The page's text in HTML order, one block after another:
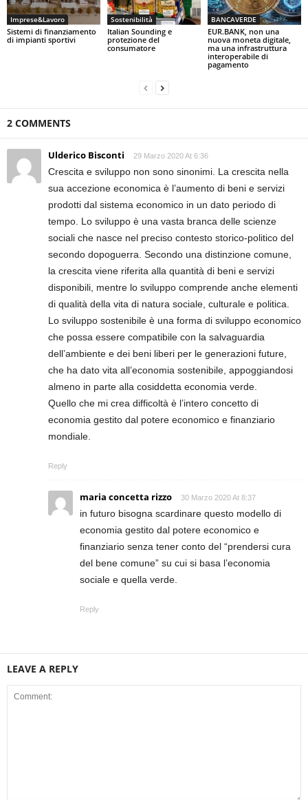
Imprese&Lavoro
Sistemi di finanziamento
di impianti sportivi
Sostenibilità
Italian Sounding e
protezione del
consumatore
BANCAVERDE
EUR.BANK, non una
nuova moneta digitale,
ma una infrastruttura
interoperabile di
pagamento
2 COMMENTS
Ulderico Bisconti 29 Marzo 2020 At 6:36
Crescita e sviluppo non sono sinonimi. La crescita nella
sua accezione economica è l’aumento di beni e servizi
prodotti dal sistema economico in un dato periodo di
tempo. Lo sviluppo è una vasta branca delle scienze
sociali che nasce nel preciso contesto storico-politico del
secondo dopoguerra. Secondo una distinzione comune,
la crescita viene riferita alla quantità di beni e servizi
disponibili, mentre lo sviluppo comprende anche elementi
di qualità della vita di natura sociale, culturale e politica.
Lo sviluppo sostenibile è una forma di sviluppo economico
che possa essere compatibile con la salvaguardia
dell’ambiente e dei beni liberi per le generazioni future,
che ha dato vita all’economia sostenibile, appoggiandosi
almeno in parte alla cosiddetta economia verde.
Quello che mi crea difficoltà è l’intero concetto di
economia gestito dal potere economico e finanziario
mondiale.
Reply
maria concetta rizzo 30 Marzo 2020 At 8:37
in futuro bisogna scardinare questo modello di
economia gestito dal potere economico e
finanziario senza tener conto del “prendersi cura
del bene comune” su cui si basa l’economia
sociale e quella verde.
Reply
LEAVE A REPLY